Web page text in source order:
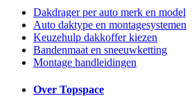
Dakdrager per auto merk en model
Auto daktype en montagesystemen
Keuzehulp dakkoffer kiezen
Bandenmaat en sneeuwketting
Montage handleidingen
Over Topspace